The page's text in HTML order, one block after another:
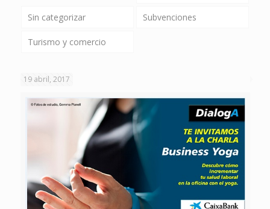
Sin categorizar Subvenciones
Turismo y comercio
19 abril, 2017